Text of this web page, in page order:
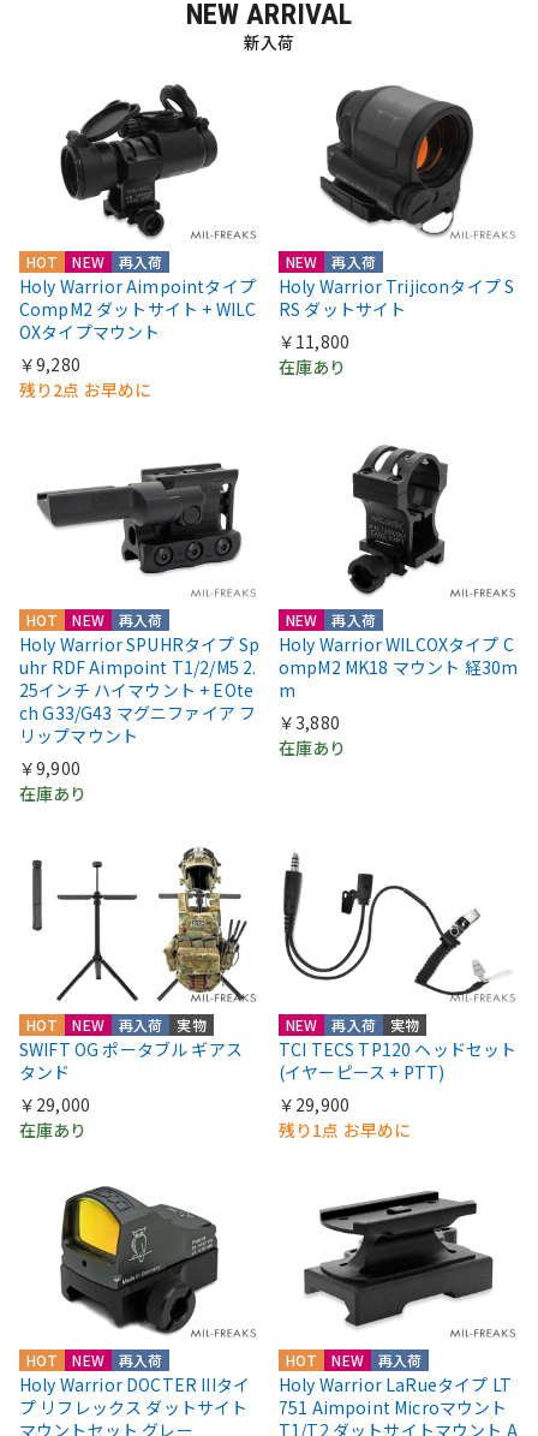
NEW ARRIVAL
新入荷
HOT NEW 再入荷
Holy Warrior Aimpointタイプ
CompM2 ダットサイト + WILC
OXタイプマウント
￥9,280
残り2点 お早めに
NEW 再入荷
Holy Warrior Trijiconタイプ S
RS ダットサイト
￥11,800
在庫あり
HOT NEW 再入荷
Holy Warrior SPUHRタイプ Sp
uhr RDF Aimpoint T1/2/M5 2.
25インチ ハイマウント + EOte
ch G33/G43 マグニファイア フ
リップマウント
￥9,900
在庫あり
NEW 再入荷
Holy Warrior WILCOXタイプ C
ompM2 MK18 マウント 経30m
m
￥3,880
在庫あり
HOT NEW 再入荷 実物
SWIFT OG ポータブル ギアス
タンド
￥29,000
在庫あり
NEW 再入荷 実物
TCI TECS TP120 ヘッドセット
(イヤーピース + PTT)
￥29,900
残り1点 お早めに
HOT NEW 再入荷
Holy Warrior DOCTER IIIタイ
プ リフレックス ダットサイト
マウントセット グレー
HOT NEW 再入荷
Holy Warrior LaRueタイプ LT
751 Aimpoint Microマウント
T1/T2 ダットサイトマウント A